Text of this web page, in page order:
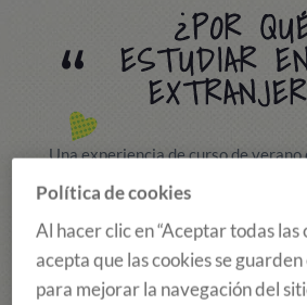
¿POR
ESTUDIAR
Una experiencia de curso de
una experiencia única: un idioma
cientos de recuerdos que
Los cursos de idiomas en el
Política de cookies
Al hacer clic en “Aceptar todas las
acepta que las cookies se
para mejorar la navegación del